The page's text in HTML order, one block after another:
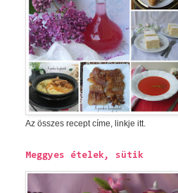
Az összes recept címe, linkje itt.
Meggyes ételek, sütik